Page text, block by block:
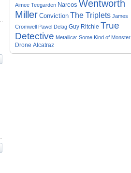
Aimee Teegarden Narcos Wentworth
Miller Conviction The Triplets James
Cromwell Pawel Delag Guy Ritchie True
Detective Metallica: Some Kind of Monster
Drone Alcatraz